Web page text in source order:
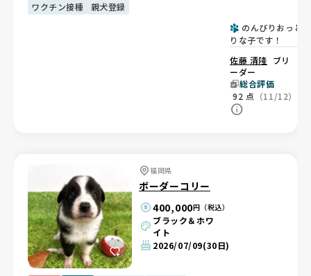
ワクチン接種
親犬登録
のんびりおっと
りな子です！
佐藤 清隆 ブリ
ーダー
総合評価
92 点 （11/12）
福岡県
ボーダーコリー
400,000円（税込）
ブラック＆ホワ
イト
2026/07/09(30日)